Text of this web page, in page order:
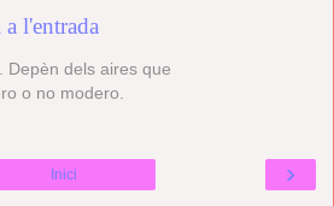
l'entrada
Depèn dels aires que
o no modero.
›
Inici